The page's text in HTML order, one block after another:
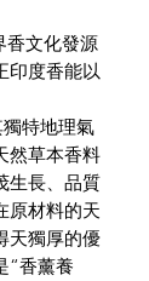
香文化發源
印度香能以
特地理氣
然草本香料
生長、品質
原材料的天
天獨厚的優
“香薰養